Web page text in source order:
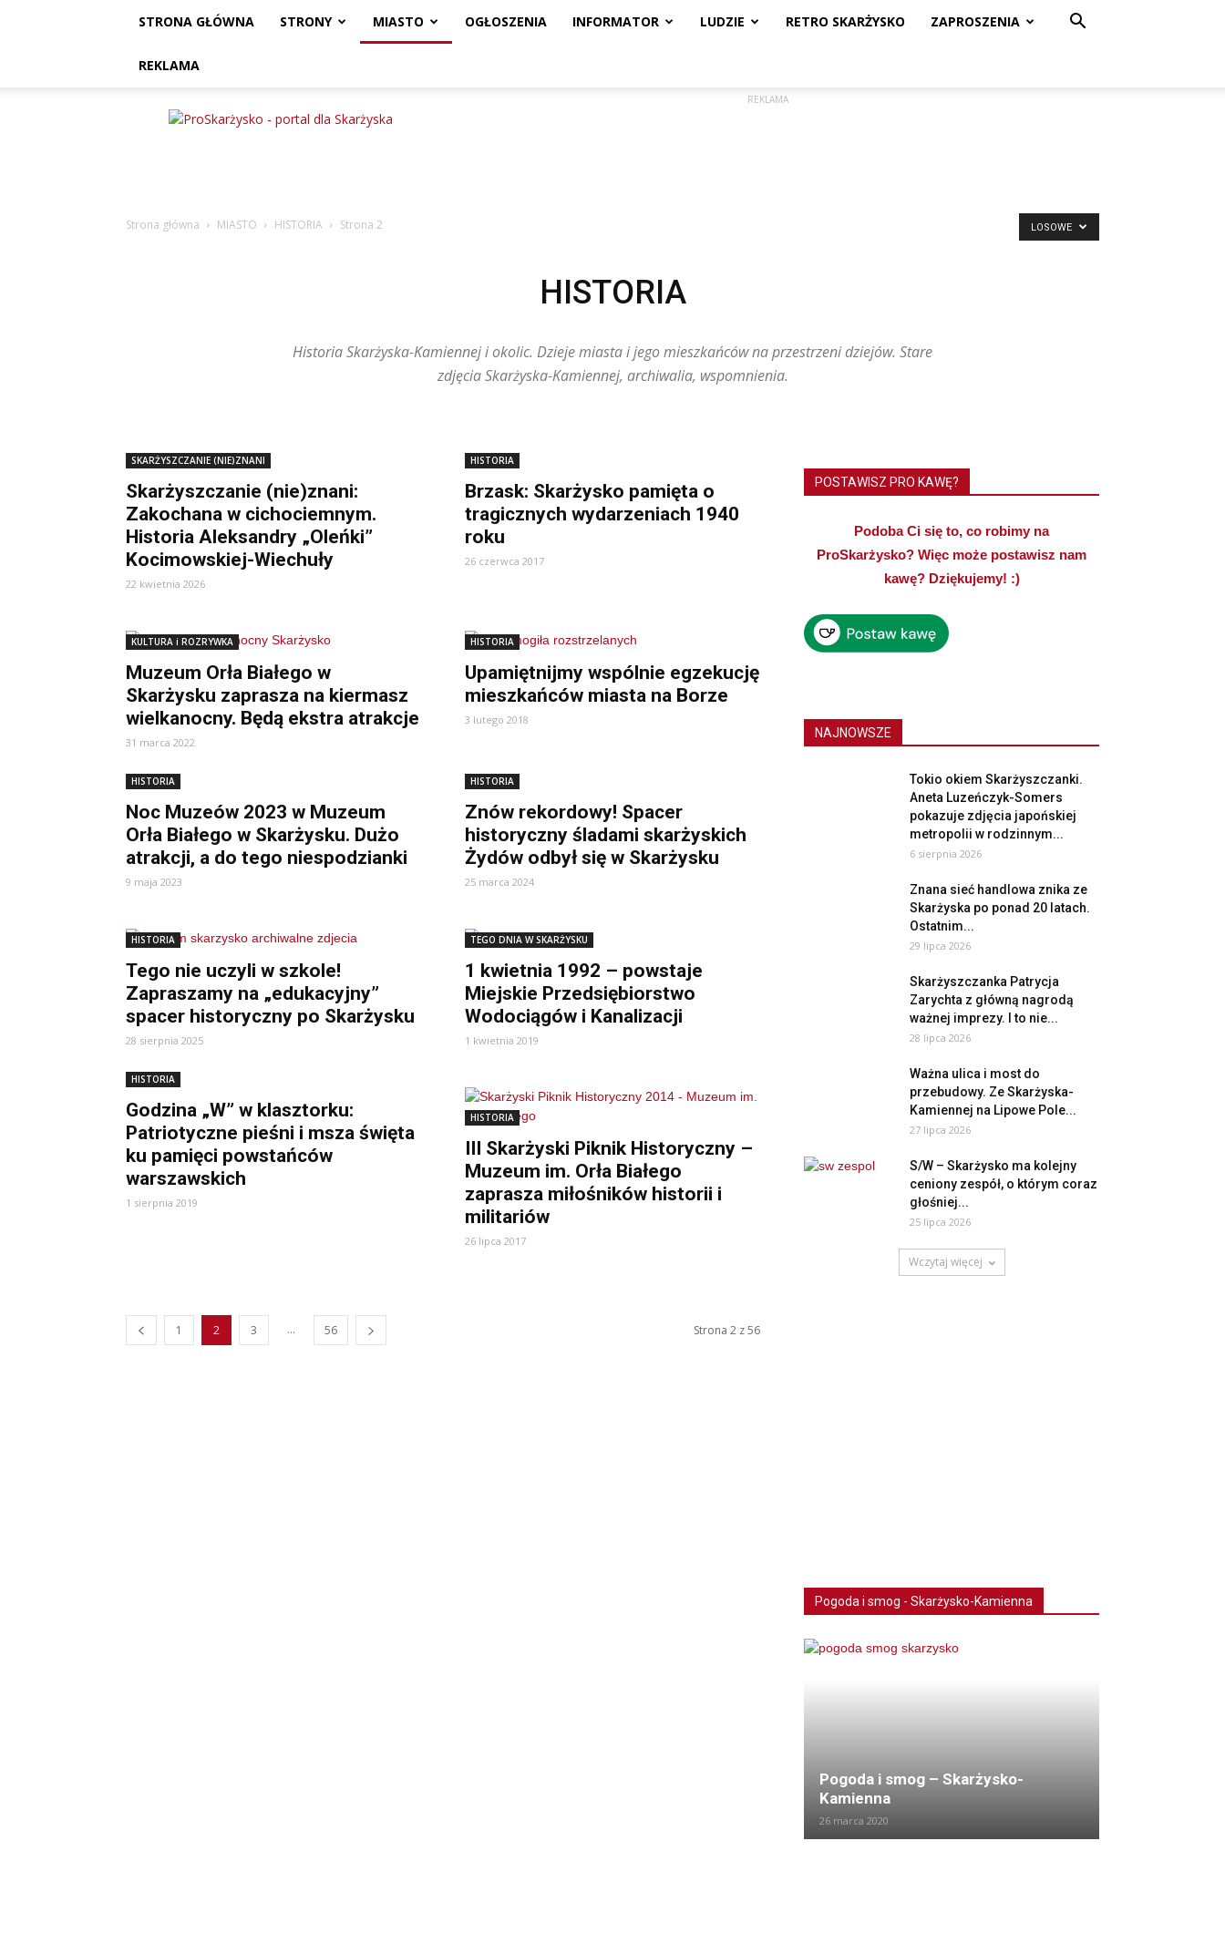
STRONA GŁÓWNA STRONY MIASTO OGŁOSZENIA INFORMATOR LUDZIE RETRO SKARŻYSKO ZAPROSZENIA
REKLAMA
ProSkarżysko
REKLAMA
Strona główna MIASTO HISTORIA Strona 2
HISTORIA
Historia Skarżyska-Kamiennej i okolic. Dzieje miasta i jego mieszkańców na przestrzeni dziejów. Stare
zdjęcia Skarżyska-Kamiennej, archiwalia, wspomnienia.
LOSOWE
SKARŻYSZCZANIE (NIE)ZNANI
Skarżyszczanie (nie)znani:
Zakochana w cichociemnym.
Historia Aleksandry „Oleńki”
Kocimowskiej-Wiechuły
22 kwietnia 2026
HISTORIA
Brzask: Skarżysko pamięta o
tragicznych wydarzeniach 1940
roku
26 czerwca 2017
KULTURA i ROZRYWKA
Muzeum Orła Białego w
Skarżysku zaprasza na kiermasz
wielkanocny. Będą ekstra atrakcje
31 marca 2022
HISTORIA
Upamiętnijmy wspólnie egzekucję
mieszkańców miasta na Borze
3 lutego 2018
HISTORIA
Noc Muzeów 2023 w Muzeum
Orła Białego w Skarżysku. Dużo
atrakcji, a do tego niespodzianki
9 maja 2023
HISTORIA
Znów rekordowy! Spacer
historyczny śladami skarżyskich
Żydów odbył się w Skarżysku
25 marca 2024
HISTORIA
Tego nie uczyli w szkole!
Zapraszamy na „edukacyjny”
spacer historyczny po Skarżysku
28 sierpnia 2025
TEGO DNIA W SKARŻYSKU
1 kwietnia 1992 – powstaje
Miejskie Przedsiębiorstwo
Wodociągów i Kanalizacji
1 kwietnia 2019
HISTORIA
Godzina „W” w klasztorku:
Patriotyczne pieśni i msza święta
ku pamięci powstańców
warszawskich
1 sierpnia 2019
HISTORIA
III Skarżyski Piknik Historyczny –
Muzeum im. Orła Białego
zaprasza miłośników historii i
militariów
26 lipca 2017
1 2 3 ... 56 Strona 2 z 56
POSTAWISZ PRO KAWĘ?
Podoba Ci się to, co robimy na
ProSkarżysko? Więc może postawisz nam
kawę? Dziękujemy! :)
NAJNOWSZE
Tokio okiem Skarżyszczanki.
Aneta Luzeńczyk-Somers
pokazuje zdjęcia japońskiej
metropolii w rodzinnym...
6 sierpnia 2026
Znana sieć handlowa znika ze
Skarżyska po ponad 20 latach.
Ostatnim...
29 lipca 2026
Skarżyszczanka Patrycja
Zarychta z główną nagrodą
ważnej imprezy. I to nie...
28 lipca 2026
Ważna ulica i most do
przebudowy. Ze Skarżyska-
Kamiennej na Lipowe Pole...
27 lipca 2026
S/W – Skarżysko ma kolejny
ceniony zespół, o którym coraz
głośniej...
25 lipca 2026
Wczytaj więcej
Pogoda i smog - Skarżysko-Kamienna
Pogoda i smog – Skarżysko-
Kamienna
26 marca 2020